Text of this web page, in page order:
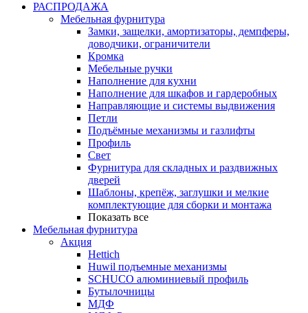
РАСПРОДАЖА
Мебельная фурнитура
Замки, защелки, амортизаторы, демпферы,
доводчики, ограничители
Кромка
Мебельные ручки
Наполнение для кухни
Наполнение для шкафов и гардеробных
Направляющие и системы выдвижения
Петли
Подъёмные механизмы и газлифты
Профиль
Свет
Фурнитура для складных и раздвижных
дверей
Шаблоны, крепёж, заглушки и мелкие
комплектующие для сборки и монтажа
Показать все
Мебельная фурнитура
Акция
Hettich
Huwil подъемные механизмы
SCHUCO алюминиевый профиль
Бутылочницы
МДФ